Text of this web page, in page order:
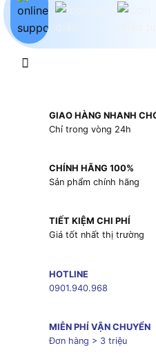
GIAO HÀNG NHANH
Chỉ trong vòng 24h
CHÍNH HÃNG 100%
Sản phẩm chính hãng
TIẾT KIỆM CHI PHÍ
Giá tốt nhất thị trường
HOTLINE
0901.940.968
MIỄN PHÍ VẬN CHUYỂN
Đơn hàng > 3 triệu